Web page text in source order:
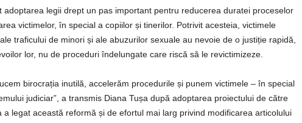
adoptarea legii drept un pas important pentru reducerea duratei proceselor
victimelor, în special a copiilor și tinerilor. Potrivit acesteia, victimele
traficului de minori și ale abuzurilor sexuale au nevoie de o justiție rapidă,
lor, nu de proceduri îndelungate care riscă să le revictimizeze.
birocrația inutilă, accelerăm procedurile și punem victimele – în special
judiciar”, a transmis Diana Tușa după adoptarea proiectului de către
a legat această reformă și de efortul mai larg privind modificarea articolului